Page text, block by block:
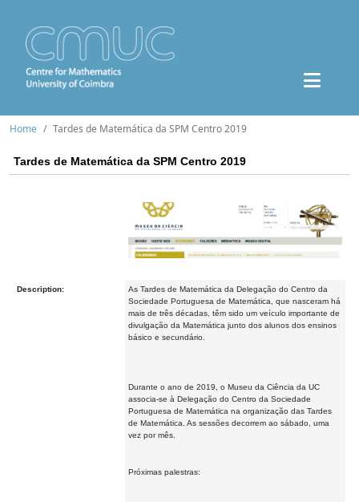
Home Tardes de Matemática da SPM Centro 2019
Tardes de Matemática da SPM Centro 2019
Description:
As Tardes de Matemática da Delegação do Centro da
Sociedade Portuguesa de Matemática, que nasceram há
mais de três décadas, têm sido um veículo importante de
divulgação da Matemática junto dos alunos dos ensinos
básico e secundário.
Durante o ano de 2019, o Museu da Ciência da UC
associa-se à Delegação do Centro da Sociedade
Portuguesa de Matemática na organização das Tardes
de Matemática. As sessões decorrem ao sábado, uma
vez por mês.
Próximas palestras: